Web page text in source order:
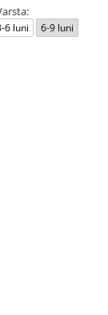
6 luni 6-9 luni